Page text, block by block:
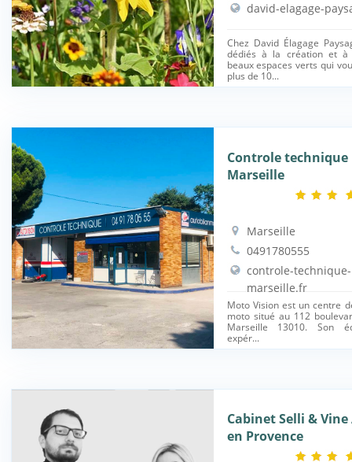
david-elagage-
Chez David Élagage
dédiés à la création et à
beaux espaces verts qui
plus de 10...
Controle
Marseille
Marseille
0491780555
controle-
marseille.fr
Moto Vision est un centre
moto situé au 112
Marseille 13010. Son
expér...
Cabinet Selli &
en Provence